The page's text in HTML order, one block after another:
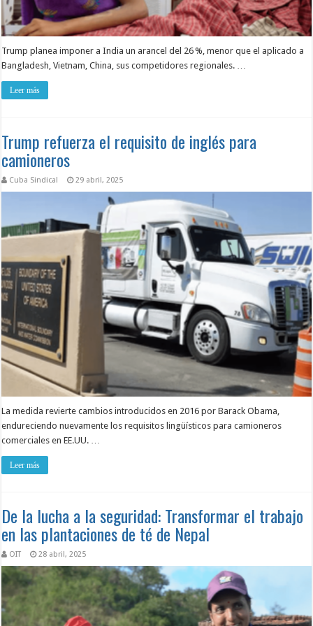
Trump planea imponer a India un arancel del 26 %, menor que el aplicado a
Bangladesh, Vietnam, China, sus competidores regionales. …
Leer más
Trump refuerza el requisito de inglés para
camioneros
Cuba Sindical 29 abril, 2025
La medida revierte cambios introducidos en 2016 por Barack Obama,
endureciendo nuevamente los requisitos lingüísticos para camioneros
comerciales en EE.UU. …
Leer más
De la lucha a la seguridad: Transformar el trabajo
en las plantaciones de té de Nepal
OIT 28 abril, 2025